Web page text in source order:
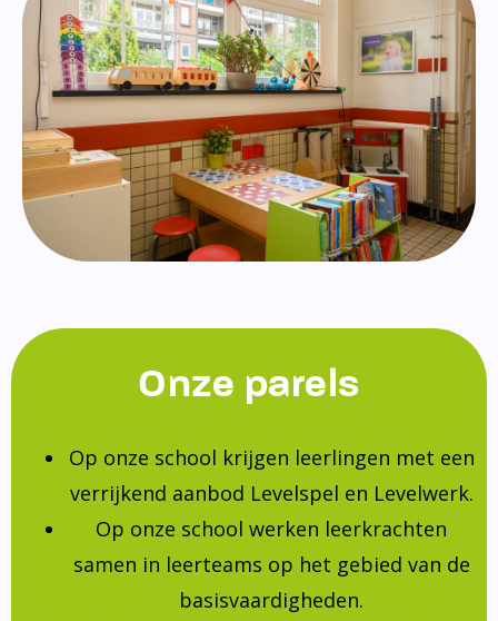
Onze parels
Op onze school krijgen leerlingen met een
verrijkend aanbod Levelspel en Levelwerk.
Op onze school werken leerkrachten
samen in leerteams op het gebied van de
basisvaardigheden.